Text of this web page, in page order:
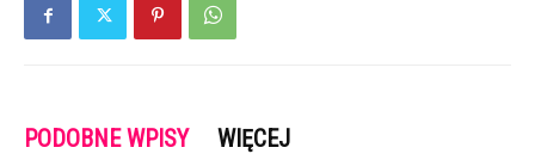
PODOBNE WPISY WIĘCEJ